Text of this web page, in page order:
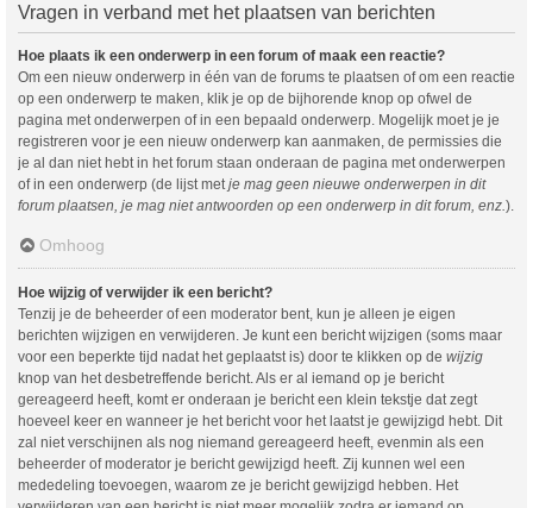
Vragen in verband met het plaatsen van berichten
Hoe plaats ik een onderwerp in een forum of maak een reactie?
Om een nieuw onderwerp in één van de forums te plaatsen of om een reactie
op een onderwerp te maken, klik je op de bijhorende knop op ofwel de
pagina met onderwerpen of in een bepaald onderwerp. Mogelijk moet je je
registreren voor je een nieuw onderwerp kan aanmaken, de permissies die
je al dan niet hebt in het forum staan onderaan de pagina met onderwerpen
of in een onderwerp (de lijst met je mag geen nieuwe onderwerpen in dit
forum plaatsen, je mag niet antwoorden op een onderwerp in dit forum, enz. ).
Omhoog
Hoe wijzig of verwijder ik een bericht?
Tenzij je de beheerder of een moderator bent, kun je alleen je eigen
berichten wijzigen en verwijderen. Je kunt een bericht wijzigen (soms maar
voor een beperkte tijd nadat het geplaatst is) door te klikken op de wijzig
knop van het desbetreffende bericht. Als er al iemand op je bericht
gereageerd heeft, komt er onderaan je bericht een klein tekstje dat zegt
hoeveel keer en wanneer je het bericht voor het laatst je gewijzigd hebt. Dit
zal niet verschijnen als nog niemand gereageerd heeft, evenmin als een
beheerder of moderator je bericht gewijzigd heeft. Zij kunnen wel een
mededeling toevoegen, waarom ze je bericht gewijzigd hebben. Het